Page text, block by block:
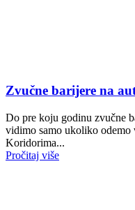
Zvučne barijere na
Do pre koju godinu zvučne
vidimo samo ukoliko odemo
Koridorima...
Pročitaj više